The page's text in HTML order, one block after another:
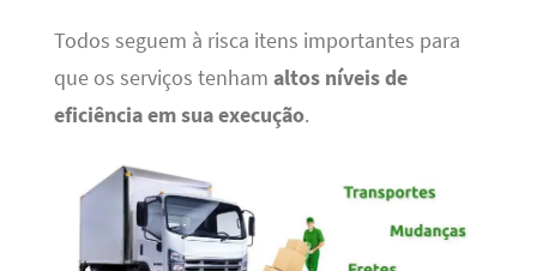
Todos seguem à risca itens importantes para
que os serviços tenham altos níveis de
eficiência em sua execução.